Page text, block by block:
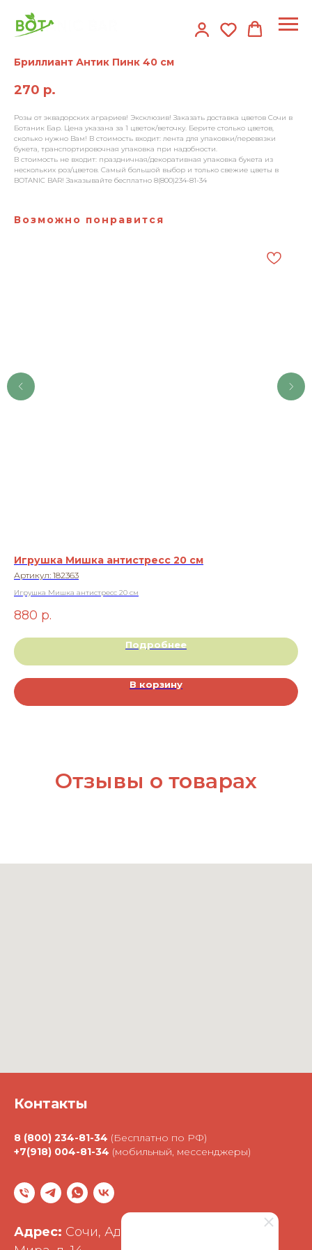
Бриллиант Антик Пинк 40 см
270 р.
Розы от эквадорских аграриев! Эксклюзив! Заказать доставка цветов Сочи в
Ботаник Бар. Цена указана за 1 цветок/веточку. Берите столько цветов,
сколько нужно Вам! В стоимость входит: лента для упаковки/перевязки
букета, транспортировочная упаковка при надобности.
В стоимость не входит: праздничная/декоративная упаковка букета из
нескольких роз/цветов. Самый большой выбор и только свежие цветы в
BOTANIC BAR! Заказывайте бесплатно 8(800)234-81-34
Возможно понравится
Игрушка Мишка антистресс 20 см
Артикул: 182363
Игрушка Мишка антистресс 20 см
880 р.
Подробнее
В корзину
Отзывы о товарах
Контакты
8 (800) 234-81-34 (Бесплатно по РФ)
+7(918) 004-81-34 (мобильный, мессенджеры)
Адрес: Сочи, Адлерский район, улица